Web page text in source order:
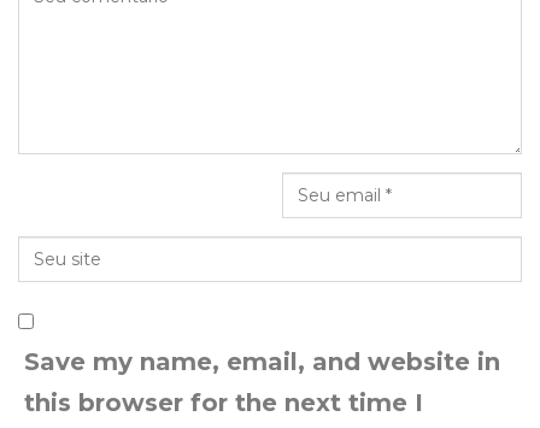
Save my name, email, and website in
this browser for the next time I